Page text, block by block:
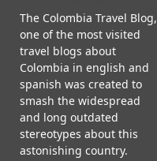
The Colombia Travel Blog,
one of the most visited
travel blogs about
Colombia in english and
spanish was created to
smash the widespread
and long outdated
stereotypes about this
astonishing country.